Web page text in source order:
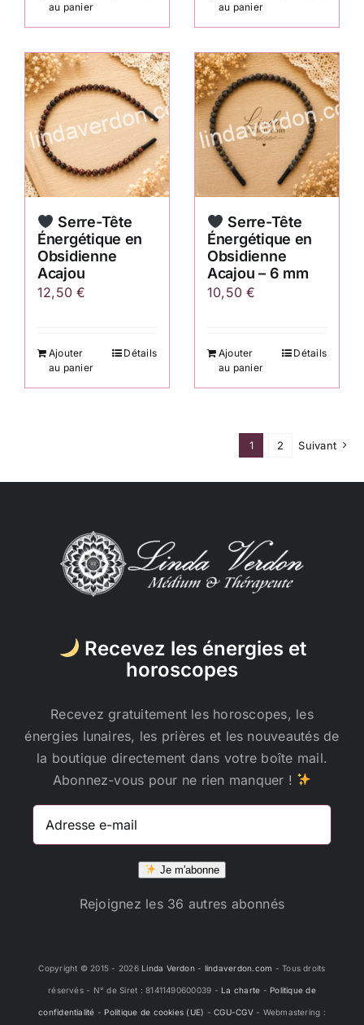
au panier
au panier
Serre-Tête
Énergétique en
Obsidienne
Acajou
12,50€
Ajouter
au panier
Détails
Serre-Tête
Énergétique en
Obsidienne
Acajou – 6 mm
10,50€
Ajouter
au panier
Détails
1 2 Suivant
Recevez les énergies et
horoscopes
Recevez gratuitement les horoscopes, les
énergies lunaires, les prières et les nouveautés de
la boutique directement dans votre boîte mail.
Abonnez-vous pour ne rien manquer !
Adresse
Je m'abonne
Rejoignez les 36 autres abonnés
Copyright © 2015 - 2026 Linda Verdon- lindaverdon.com - Tous droits
réservés - N° de Siret : 81411490600039 - La charte - Politique de
confidentialité - Politique de cookies (UE) -CGU-CGV- Webmastering :